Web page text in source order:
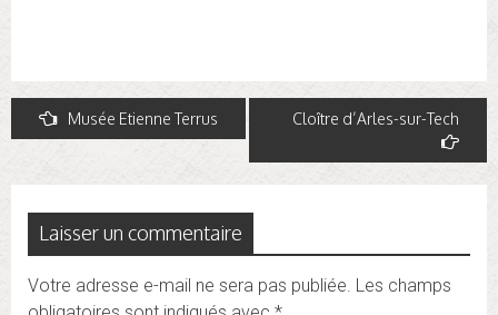
Navigation
de
l’article
Musée Etienne Terrus Cloître d’Arles-sur-Tech
Laisser un commentaire
Votre adresse e-mail ne sera pas publiée. Les champs